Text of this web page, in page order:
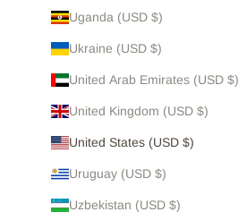
Uganda (USD $)
Ukraine (USD $)
United Arab Emirates (USD $)
United Kingdom (USD $)
United States (USD $)
Uruguay (USD $)
Uzbekistan (USD $)